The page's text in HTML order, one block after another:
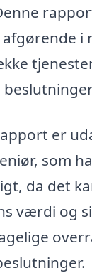
i
er
som
da det
værdi og